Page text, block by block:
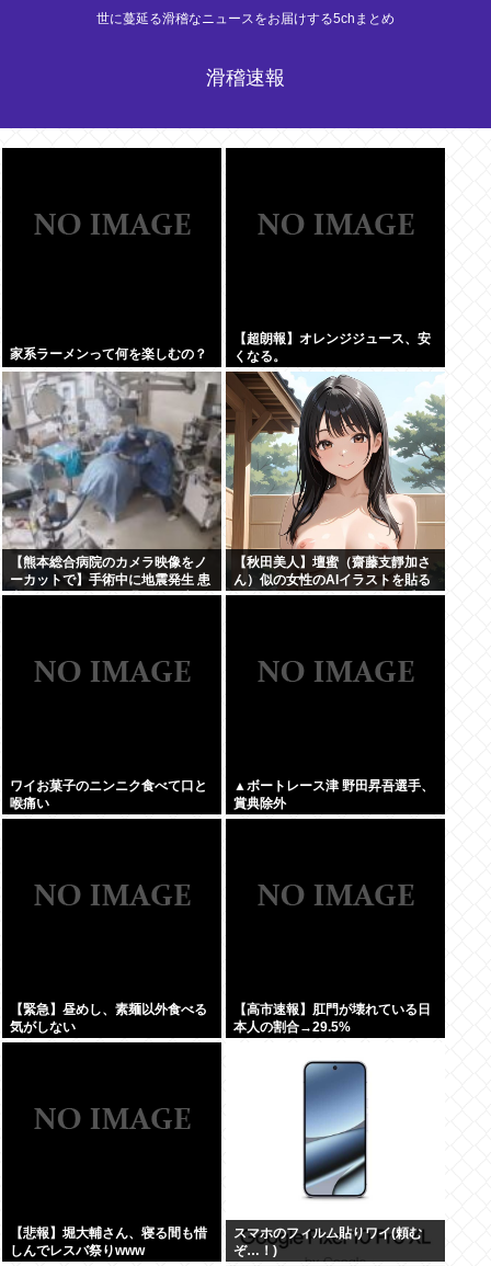
世に蔓延る滑稽なニュースをお届けする5chまとめ
滑稽速報
家系ラーメンって何を楽しむの？
【超朗報】オレンジジュース、安
くなる。
【熊本総合病院のカメラ映像をノ
ーカットで】手術中に地震発生 患
者ファースト 医師ら緊迫の一部始
【秋田美人】壇蜜（齋藤支靜加さ
ん）似の女性のAIイラストを貼る
ぞ！おぱーい！おへそ！マン毛！
ワイお菓子のニンニク食べて口と
喉痛い
▲ボートレース津 野田昇吾選手、
賞典除外
【緊急】昼めし、素麺以外食べる
気がしない
【高市速報】肛門が壊れている日
本人の割合→29.5%
【悲報】堀大輔さん、寝る間も惜
しんでレスバ祭りwww
スマホのフィルム貼りワイ(頼む
ぞ…！)